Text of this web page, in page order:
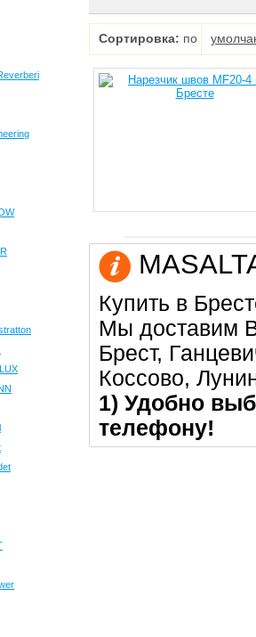
Сортировка: по
Купить в
Мы доставим
Брест,
Коссово,
1) Удобно
телефону!